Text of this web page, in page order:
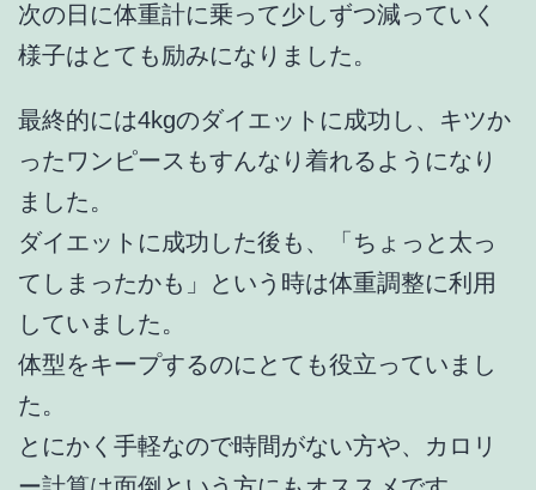
次の日に体重計に乗って少しずつ減っていく
様子はとても励みになりました。
最終的には4kgのダイエットに成功し、キツか
ったワンピースもすんなり着れるようになり
ました。
ダイエットに成功した後も、「ちょっと太っ
てしまったかも」という時は体重調整に利用
していました。
体型をキープするのにとても役立っていまし
た。
とにかく手軽なので時間がない方や、カロリ